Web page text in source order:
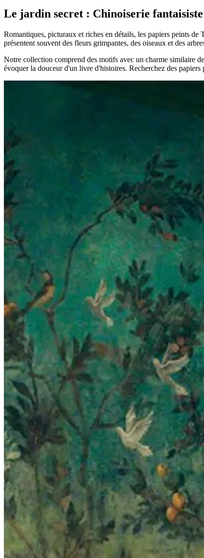
Le jardin secret : Chinoiserie fantaisiste
Romantiques, picturaux et riches en détails, les papiers peints
présentent souvent des fleurs grimpantes, des oiseaux et des
Notre collection comprend des motifs avec un charme similaire
évoquer la douceur d'un livre d'histoires. Recherchez des